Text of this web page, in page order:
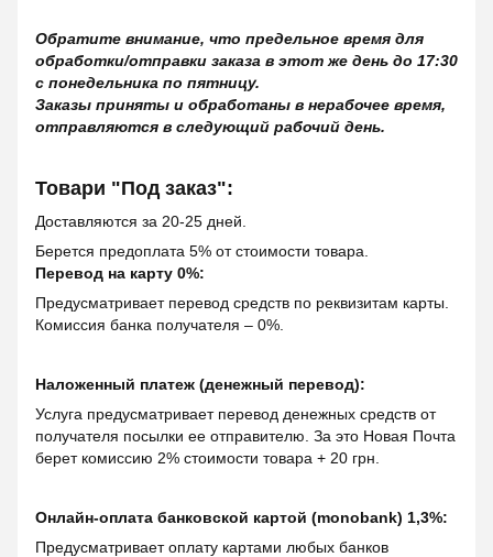
Обратите внимание, что предельное время для
обработки/отправки заказа в этот же день до 17:30
с понедельника по пятницу.
Заказы приняты и обработаны в нерабочее время,
отправляются в следующий рабочий день.
Товари "Под заказ":
Доставляются за 20-25 дней.
Берется предоплата 5% от стоимости товара.
Перевод на карту 0%:
Предусматривает перевод средств по реквизитам карты.
Комиссия банка получателя – 0%.
Наложенный платеж (денежный перевод):
Услуга предусматривает перевод денежных средств от
получателя посылки ее отправителю. За это Новая Почта
берет комиссию 2% стоимости товара + 20 грн.
Онлайн-оплата банковской картой (monobank) 1,3%:
Предусматривает оплату картами любых банков